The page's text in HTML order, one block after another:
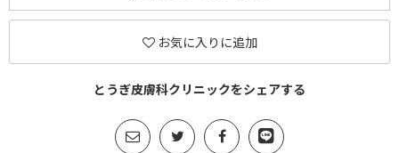
お気に入りに追加
とうぎ皮膚科クリニックをシェアする